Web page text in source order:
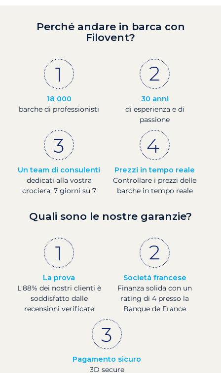
Perché andare in barca con
Filovent?
18 000
barche di professionisti
30 anni
di esperienza e di
passione
Un team di consulenti
dedicati alla vostra
crociera, 7 giorni su 7
Prezzi in tempo reale
Controllare i prezzi delle
barche in tempo reale
Quali sono le nostre garanzie?
La prova
L'88% dei nostri clienti è
soddisfatto dalle
recensioni verificate
Societá francese
Finanza solida con un
rating di 4 presso la
Banque de France
Pagamento sicuro
3D secure